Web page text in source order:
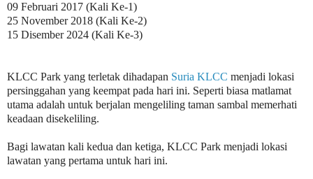
09 Februari 2017 (Kali Ke-1)
25 November 2018 (Kali Ke-2)
15 Disember 2024 (Kali Ke-3)
KLCC Park yang terletak dihadapan Suria KLCC menjadi lokasi
persinggahan yang keempat pada hari ini. Seperti biasa matlamat
utama adalah untuk berjalan mengeliling taman sambal memerhati
keadaan disekeliling.
Bagi lawatan kali kedua dan ketiga, KLCC Park menjadi lokasi
lawatan yang pertama untuk hari ini.